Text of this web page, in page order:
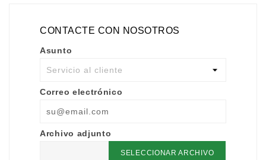
CONTACTE CON NOSOTROS
Asunto
Correo electrónico
Archivo adjunto
SELECCIONAR ARCHIVO